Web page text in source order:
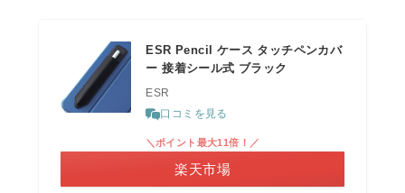
ESR Pencil ケース タッチペンカバ
ー 接着シール式 ブラック
ESR
口コミを見る
＼ポイント最大11倍！／
楽天市場